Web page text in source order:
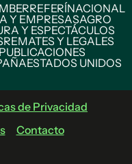
REFERÍNACIONAL
Y EMPRESASAGRO
Y ESPECTÁCULOS
REMATES Y LEGALES
PUBLICACIONES
ESTADOS UNIDOS
de Privacidad
Contacto